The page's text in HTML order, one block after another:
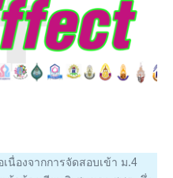
เนื่องจากการจัดสอบเข้า ม.4